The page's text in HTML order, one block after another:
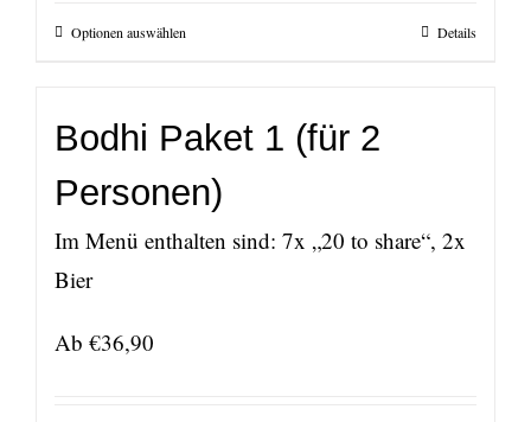
Optionen auswählen Details
Bodhi Paket 1 (für 2
Personen)
Im Menü enthalten sind: 7x „20 to share“, 2x
Bier
Ab €36,90